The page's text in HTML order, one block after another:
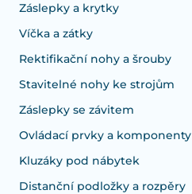
Záslepky a krytky
Víčka a zátky
Rektifikační nohy a šrouby
Stavitelné nohy ke strojům
Záslepky se závitem
Ovládací prvky a komponenty
Kluzáky pod nábytek
Distanční podložky a rozpěry